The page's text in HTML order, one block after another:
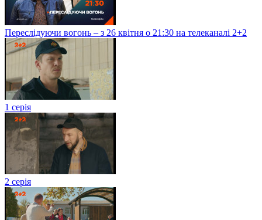
Переслідуючи вогонь – з 26 квітня о 21:30 на телеканалі 2+2
1 серія
2 серія